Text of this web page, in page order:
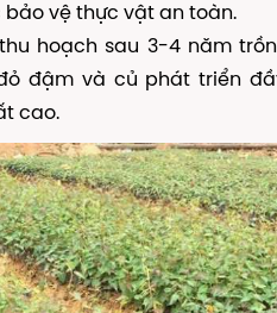
vệ thực vật an toàn.
hoạch sau 3-4 năm
đậm và củ phát triển
cao.